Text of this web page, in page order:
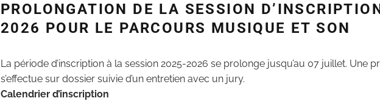
PROLONGATION DE LA SESSION
2026 POUR LE PARCOURS MUSIQUE ET SON
La période d’inscription à la session 2025-2026 se prolonge jusqu’au 07 juillet. Une
s’effectue sur dossier suivie d’un entretien avec un jury.
Calendrier d’inscription